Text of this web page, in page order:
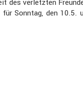
des verletzten
Sonntag, den